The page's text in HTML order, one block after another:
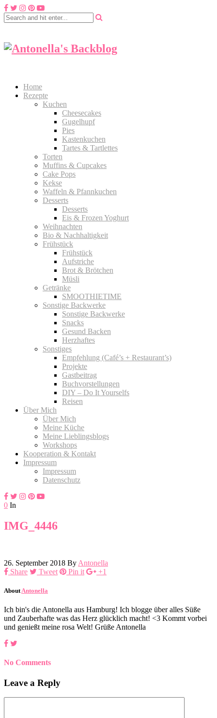
Home
Rezepte
Kuchen
Cheesecakes
Gugelhupf
Pies
Kastenkuchen
Tartes & Tartlettes
Torten
Muffins & Cupcakes
Cake Pops
Kekse
Waffeln & Pfannkuchen
Desserts
Desserts
Eis & Frozen Yoghurt
Weihnachten
Bio & Nachhaltigkeit
Frühstück
Frühstück
Aufstriche
Brot & Brötchen
Müsli
Getränke
SMOOTHIETIME
Sonstige Backwerke
Sonstige Backwerke
Snacks
Gesund Backen
Herzhaftes
Sonstiges
Empfehlung (Café’s + Restaurant’s)
Projekte
Gastbeitrag
Buchvorstellungen
DIY – Do It Yourselfs
Reisen
Über Mich
Über Mich
Meine Küche
Meine Lieblingsblogs
Workshops
Kooperation & Kontakt
Impressum
Impressum
Datenschutz
0 In
IMG_4446
26. September 2018 By Antonella
Share
Tweet Pin it +1
About Antonella
Ich bin's die Antonella aus Hamburg! Ich blogge über alles Süße
und Zauberhafte was das Herz glücklich macht! <3 Kommt vorbei
und genießt meine rosa Welt! Grüße Antonella
No Comments
Leave a Reply